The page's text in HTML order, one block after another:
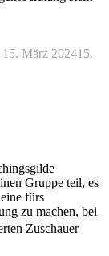
15. März 202415.
Gruppe teil, es
fürs
zu machen, bei
Zuschauer